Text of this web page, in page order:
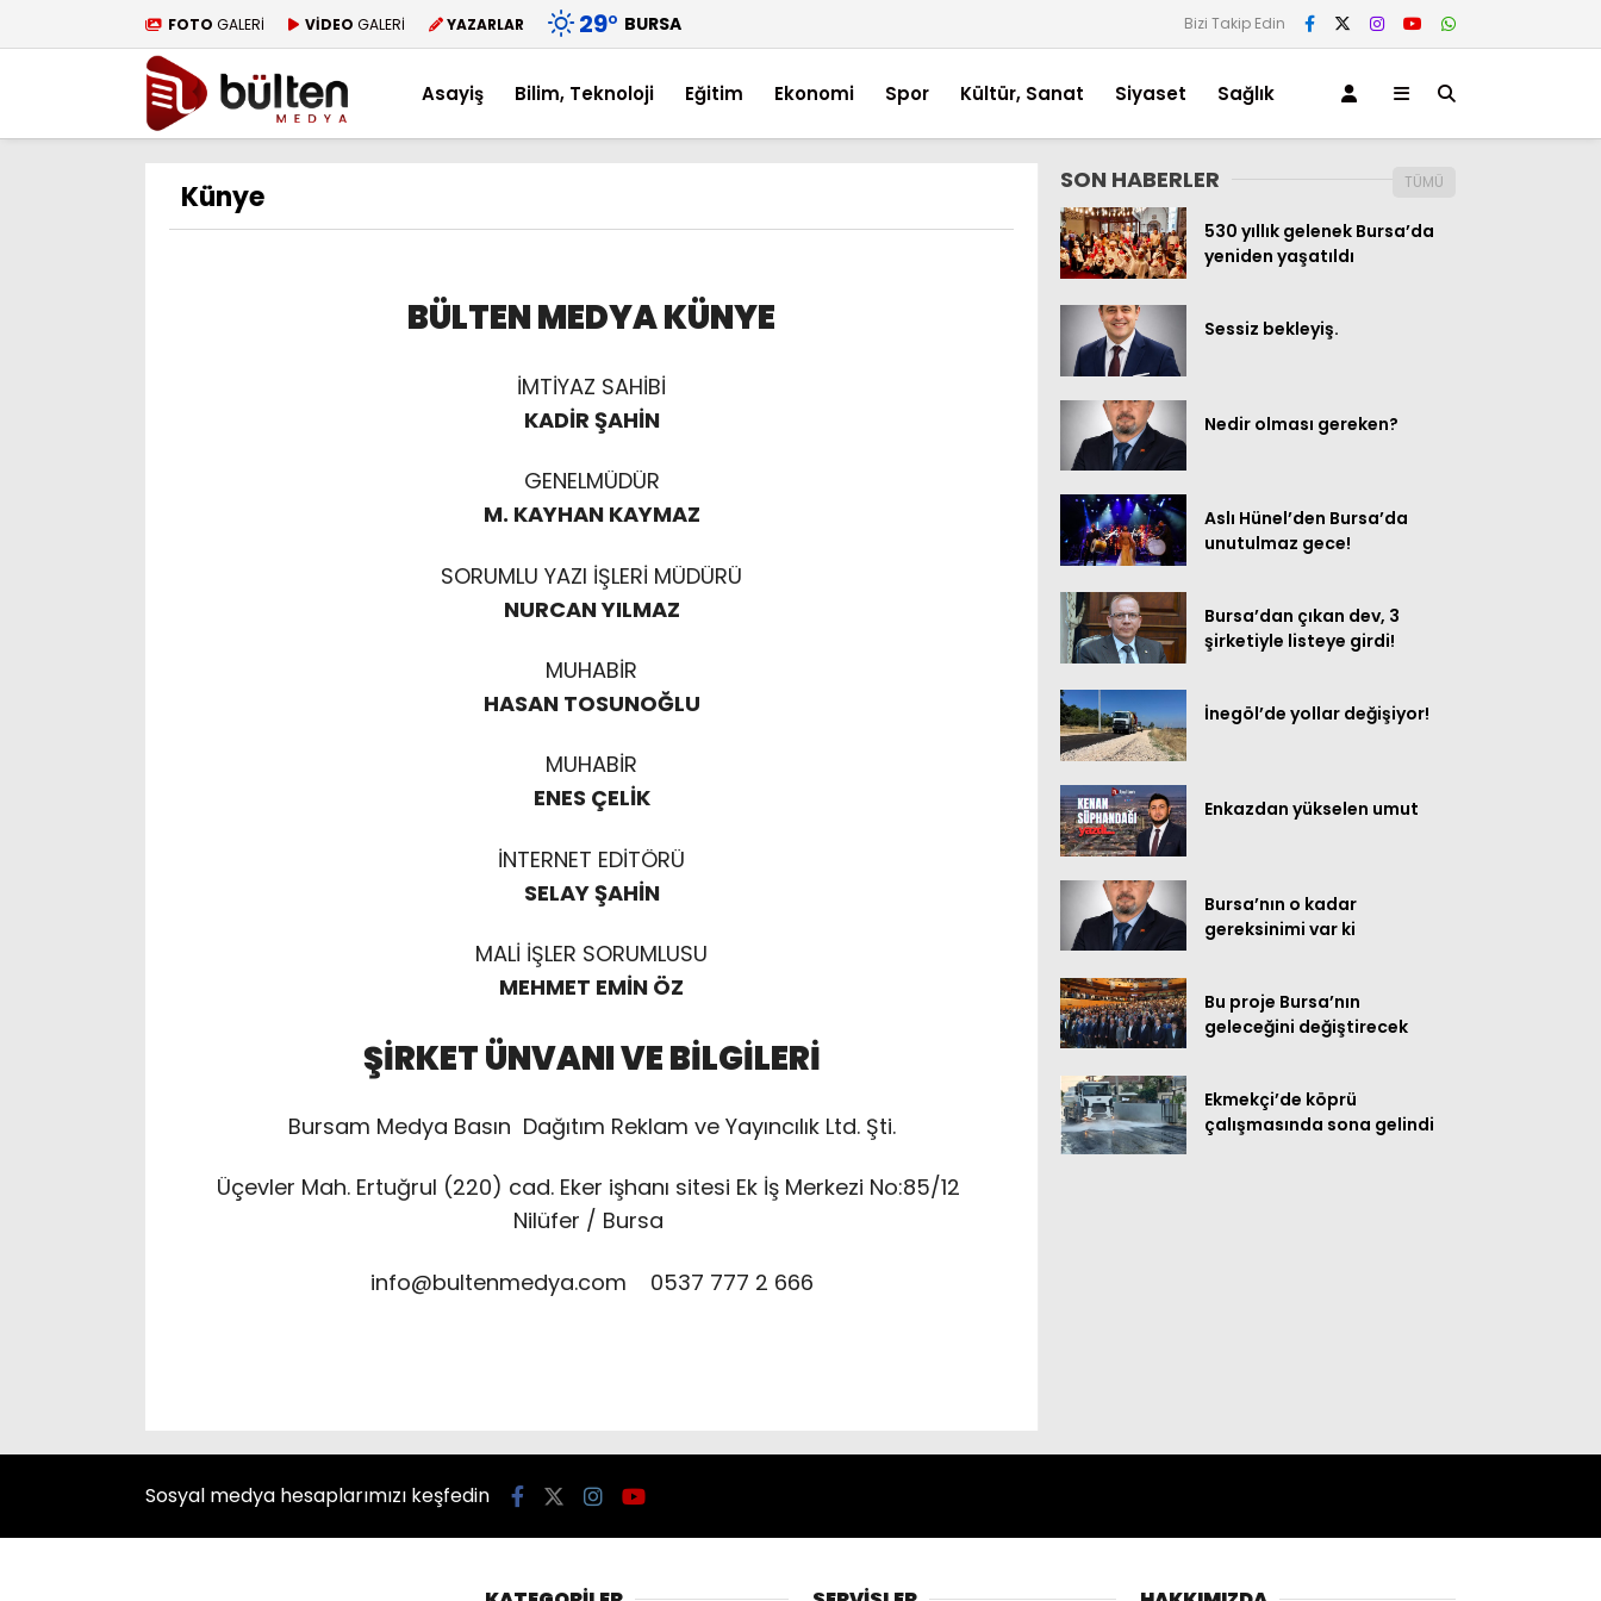
FOTO GALERİ VİDEO GALERİ YAZARLAR 29° BURSA Bizi Takip Edin
Asayiş Bilim, Teknoloji Eğitim Ekonomi Spor Kültür, Sanat Siyaset Sağlık
Künye
BÜLTEN MEDYA KÜNYE
İMTİYAZ SAHİBİ
KADİR ŞAHİN
GENELMÜDÜR
M. KAYHAN KAYMAZ
SORUMLU YAZI İŞLERİ MÜDÜRÜ
NURCAN YILMAZ
MUHABİR
HASAN TOSUNOĞLU
MUHABİR
ENES ÇELİK
İNTERNET EDİTÖRÜ
SELAY ŞAHİN
MALİ İŞLER SORUMLUSU
MEHMET EMİN ÖZ
ŞİRKET ÜNVANI VE BİLGİLERİ
Bursam Medya Basın Dağıtım Reklam ve Yayıncılık Ltd. Şti.
Üçevler Mah. Ertuğrul (220) cad. Eker işhanı sitesi Ek İş Merkezi No:85/12
Nilüfer / Bursa
info@bultenmedya.com 0537 777 2 666
SON HABERLER TÜMÜ
530 yıllık gelenek Bursa’da
yeniden yaşatıldı
Sessiz bekleyiş.
Nedir olması gereken?
Aslı Hünel’den Bursa’da
unutulmaz gece!
Bursa’dan çıkan dev, 3
şirketiyle listeye girdi!
İnegöl’de yollar değişiyor!
Enkazdan yükselen umut
Bursa’nın o kadar
gereksinimi var ki
Bu proje Bursa’nın
geleceğini değiştirecek
Ekmekçi’de köprü
çalışmasında sona gelindi
Sosyal medya hesaplarımızı keşfedin